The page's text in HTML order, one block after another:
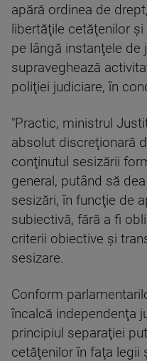
apără ordinea de
libertăţile cetăţenilor
pe lângă instanţele de
supraveghează
poliţiei judiciare, în
"Practic, ministrul
absolut discreţionară
conţinutul sesizării
general, putând să
sesizări, în funcţie de
subiectivă, fără a fi
criterii obiective şi
sesizare.
Conform
încalcă independenţa
principiul separaţiei
cetăţenilor în faţa legii